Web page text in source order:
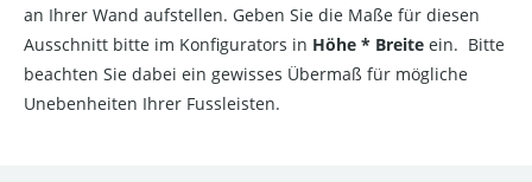
an Ihrer Wand aufstellen. Geben Sie die Maße für diesen
Ausschnitt bitte im Konfigurators in Höhe * Breite ein. Bitte
beachten Sie dabei ein gewisses Übermaß für mögliche
Unebenheiten Ihrer Fussleisten.